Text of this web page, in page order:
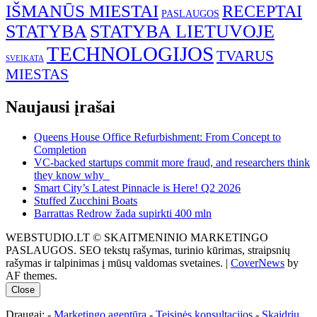
IŠMANŪS MIESTAI PASLAUGOS RECEPTAI
STATYBASTATYBA LIETUVOJE
SVEIKATA TECHNOLOGIJOS TVARUS
MIESTAS
Naujausi įrašai
Queens House Office Refurbishment: From Concept to
Completion
VC-backed startups commit more fraud, and researchers think
they know why
Smart City’s Latest Pinnacle is Here! Q2 2026
Stuffed Zucchini Boats
Barrattas Redrow žada supirkti 400 mln
WEBSTUDIO.LT © SKAITMENINIO MARKETINGO
PASLAUGOS. SEO tekstų rašymas, turinio kūrimas, straipsnių
rašymas ir talpinimas į mūsų valdomas svetaines. | CoverNews by
AF themes.
Close